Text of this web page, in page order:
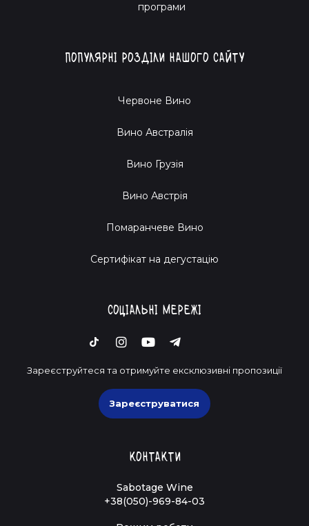
програми
Популярні розділи нашого сайту
Червоне Вино
Вино Австралія
Вино Грузія
Вино Австрія
Помаранчеве Вино
Cертифікат на дегустацію
Соціальні мережі
Зареєструйтеся та отримуйте ексклюзивні пропозиції
Зареєструватися
Контакти
Sabotage Wine
+38(050)-969-84-03